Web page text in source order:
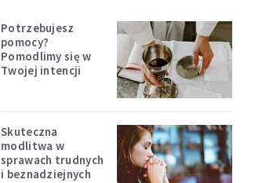
Potrzebujesz
pomocy?
Pomodlimy się w
Twojej intencji
Skuteczna
modlitwa w
sprawach trudnych
i beznadziejnych